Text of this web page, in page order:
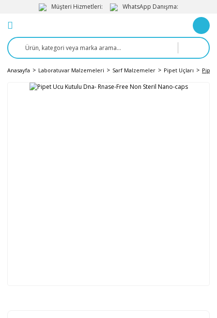
Müşteri Hizmetleri: WhatsApp Danışma:
Anasayfa Laboratuvar Malzemeleri Sarf Malzemeler Pipet Uçları Pipet